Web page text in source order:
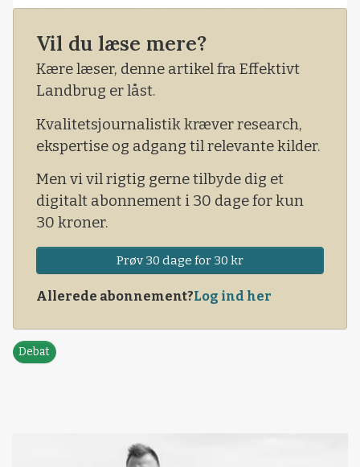
grader de seneste 25 år, og vindstyrken har
været aftagende.
Vil du læse mere?
Kære læser, denne artikel fra Effektivt
Landbrug er låst.
Kvalitetsjournalistik kræver research,
ekspertise og adgang til relevante kilder.
Men vi vil rigtig gerne tilbyde dig et
digitalt abonnement i 30 dage for kun
30 kroner.
Prøv 30 dage for 30 kr
Allerede abonnement?Log ind her
Debat